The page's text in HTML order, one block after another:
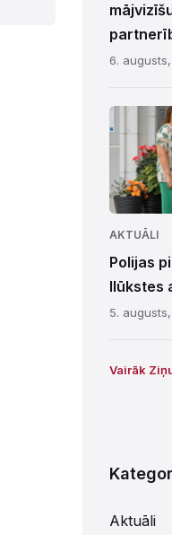
6.
AKTUĀLI
Polijas
Ilūkstes
5.
Vairāk
Aktuāli